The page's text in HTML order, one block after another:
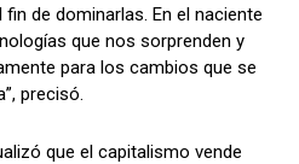
de dominarlas. En el naciente
que nos sorprenden y
para los cambios que se
precisó.
que el capitalismo vende